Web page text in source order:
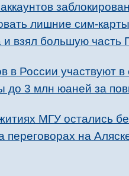
лишние сим-карты
взял большую часть
в России участвуют
до 3 млн юаней за
МГУ остались
переговорах на